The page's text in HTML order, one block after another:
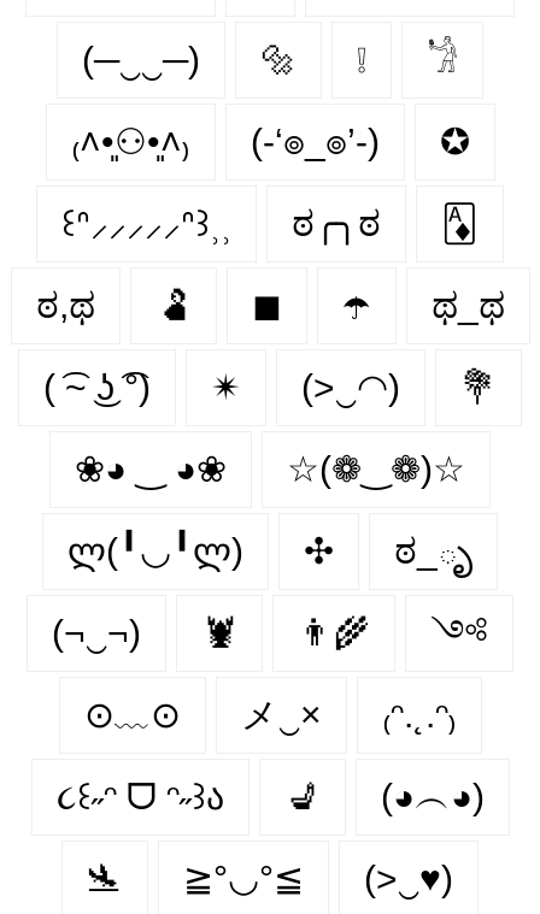
(─‿‿─) 🔩 ❕ 𓁋
₍˄•͈⚇•͈˄₎ (-‘๏_๏’-) ✪
꒰ᐢ⸝⸝⸝⸝⸝ᐢ꒱⸒⸒ ಠ╭╮ಠ 🃁
ಠ,ಥ 🫃 ◼ ☂️ ಥ_ಥ
( ͡~ ͜ʖ ͡°) ✴ (>‿◠) 💐
❀◕ ‿ ◕❀ ☆(❁‿❁)☆
ლ(╹◡╹ლ) ✣ ಠ_ృ
(¬‿¬) 🦞 👨‍🌾 ༺
⊙﹏⊙ メ‿× ₍ᵔ.˛.ᵔ₎
૮꒰˶ᵔ ᗜ ᵔ˶꒱ა 💺 (◕︵◕)
🛬 ≧°◡°≦ (>‿♥)